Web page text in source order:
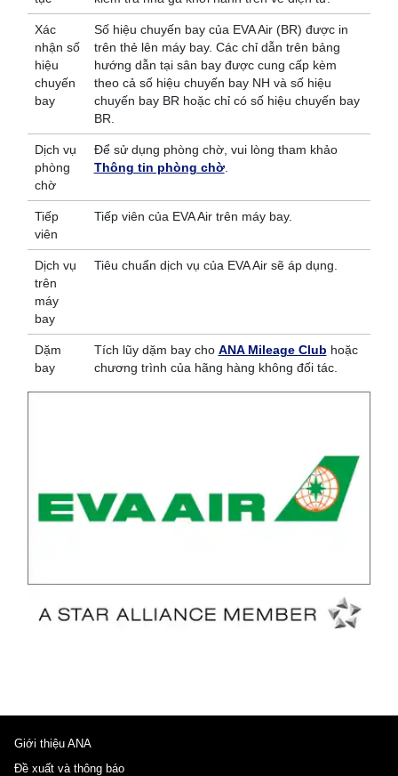
Xác
nhận số
hiệu
chuyến
bay
Số hiệu chuyến bay của EVA Air (BR) được in
trên thẻ lên máy bay. Các chỉ dẫn trên bảng
hướng dẫn tại sân bay được cung cấp kèm
theo cả số hiệu chuyến bay NH và số hiệu
chuyến bay BR hoặc chỉ có số hiệu chuyến bay
BR.
Dịch vụ
phòng
chờ
Để sử dụng phòng chờ, vui lòng tham khảo
Thông tin phòng chờ.
Tiếp
viên
Tiếp viên của EVA Air trên máy bay.
Dịch vụ
trên
máy
bay
Tiêu chuẩn dịch vụ của EVA Air sẽ áp dụng.
Dặm
bay
Tích lũy dặm bay cho ANA Mileage Club hoặc
chương trình của hãng hàng không đối tác.
Giới thiệu ANA
Đề xuất và thông báo